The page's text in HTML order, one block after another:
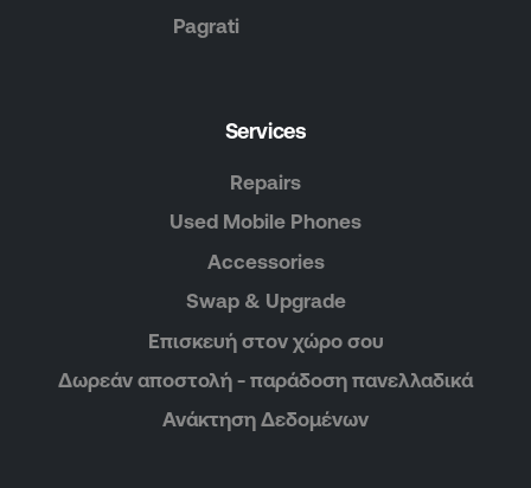
Pagrati
Services
Repairs
Used Mobile Phones
Accessories
Swap & Upgrade
Επισκευή στον χώρο σου
Δωρεάν αποστολή - παράδοση πανελλαδικά
Ανάκτηση Δεδομένων